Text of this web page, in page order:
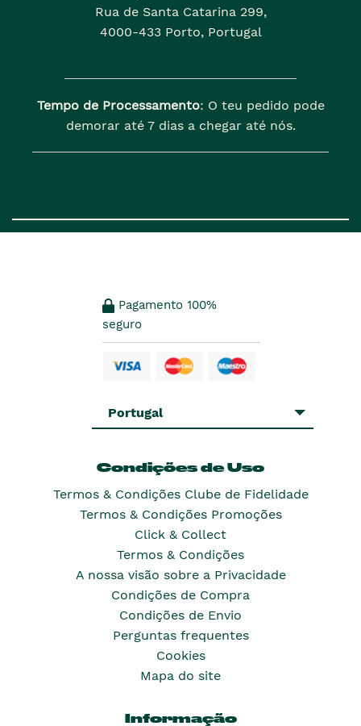
Rua de Santa Catarina 299,
4000-433 Porto, Portugal
Tempo de Processamento: O teu pedido pode
demorar até 7 dias a chegar até nós.
Pagamento 100%
seguro
Portugal
Condições de Uso
Termos & Condições Clube de Fidelidade
Termos & Condições Promoções
Click & Collect
Termos & Condições
A nossa visão sobre a Privacidade
Condições de Compra
Condições de Envio
Perguntas frequentes
Cookies
Mapa do site
Informação